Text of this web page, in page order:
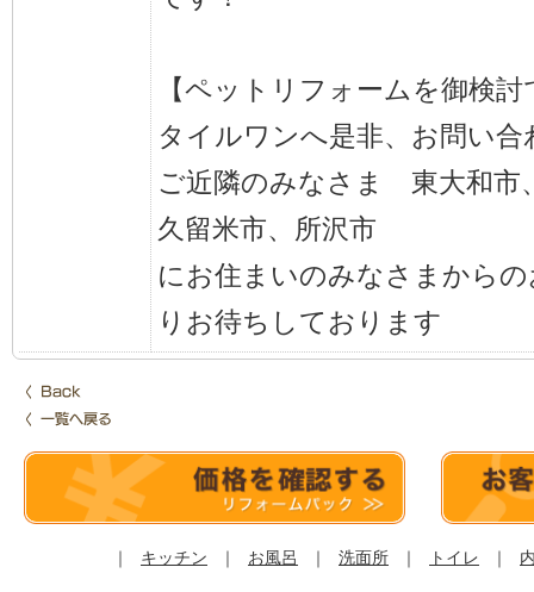
【ペットリフォームを御検
タイルワンへ是非、お問い
ご近隣のみなさま 東大和市
久留米市、所沢市
にお住まいのみなさまから
りお待ちしております
｜ キッチン ｜ お風呂 ｜ 洗面所 ｜ トイレ ｜